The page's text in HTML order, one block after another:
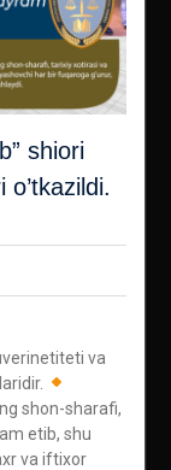
shiori
va
shon-sharafi,
etib, shu
va iftixor